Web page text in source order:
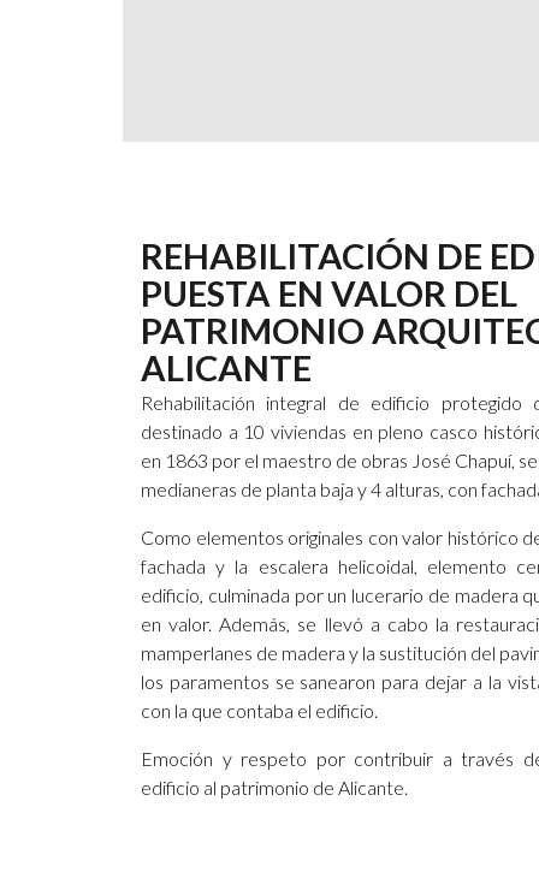
REHABILITACIÓN DE
PUESTA EN VALOR DEL
PATRIMONIO
ALICANTE
Rehabilitación integral de edificio protegido
destinado a 10 viviendas en pleno casco
en 1863 por el maestro de obras José Chapuí,
medianeras de planta baja y 4 alturas, con
Como elementos originales con valor histórico
fachada y la escalera helicoidal, elemento
edificio, culminada por un lucerario de madera
en valor. Además, se llevó a cabo la
mamperlanes de madera y la sustitución del
los paramentos se sanearon para dejar a la
con la que contaba el edificio.
Emoción y respeto por contribuir a través
edificio al patrimonio de Alicante.